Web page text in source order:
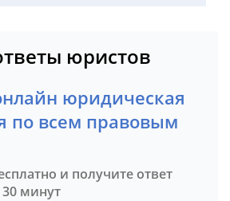
юристов
юридическая
по всем правовым
и получите ответ
минут